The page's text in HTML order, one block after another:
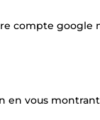
compte google
en vous